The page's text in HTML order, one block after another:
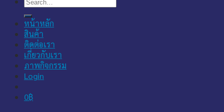
หน้าหลัก
สินค้า
ติดต่อเรา
เกี่ยวกับเรา
ภาพกิจกรรม
Login
0฿